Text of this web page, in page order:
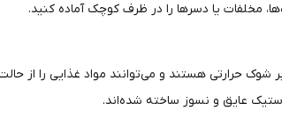
مخلفات یا دسرها را در ظرف کوچک آماده کنید.
حرارتی هستند و می‌توانند مواد غذایی را از
عایق و نسوز ساخته شده‌اند.